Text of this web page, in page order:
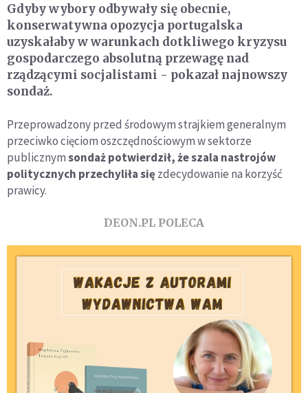
Gdyby wybory odbywały się obecnie,
konserwatywna opozycja portugalska
uzyskałaby w warunkach dotkliwego kryzysu
gospodarczego absolutną przewagę nad
rządzącymi socjalistami - pokazał najnowszy
sondaż.
Przeprowadzony przed środowym strajkiem generalnym
przeciwko cięciom oszczędnościowym w sektorze
publicznymsondaż potwierdził, że szala nastrojów
politycznych przechyliła sięzdecydowanie na korzyść
prawicy.
DEON.PL POLECA